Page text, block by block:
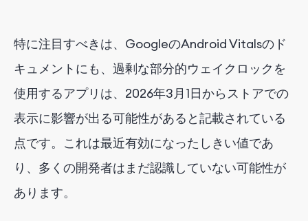
特に注目すべきは、GoogleのAndroid Vitalsのド
キュメントにも、過剰な部分的ウェイクロックを
使用するアプリは、2026年3月1日からストアでの
表示に影響が出る可能性があると記載されている
点です。これは最近有効になったしきい値であ
り、多くの開発者はまだ認識していない可能性が
あります。